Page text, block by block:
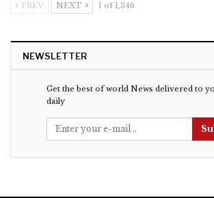
PREV NEXT 1 of 1,346
NEWSLETTER
Get the best of world News delivered to
daily